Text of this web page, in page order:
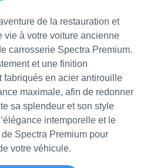
de la restauration et
vie à votre voiture ancienne
carrosserie Spectra Premium.
et une finition
fabriqués en acier antirouille
maximale, afin de redonner
sa splendeur et son style
intemporelle et le
Spectra Premium pour
votre véhicule.